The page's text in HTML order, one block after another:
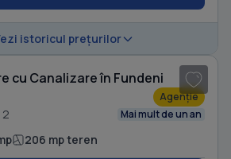
istoricul prețurilor
cu Canalizare în Fundeni
Agenție
Mai mult de un an
206 mp teren